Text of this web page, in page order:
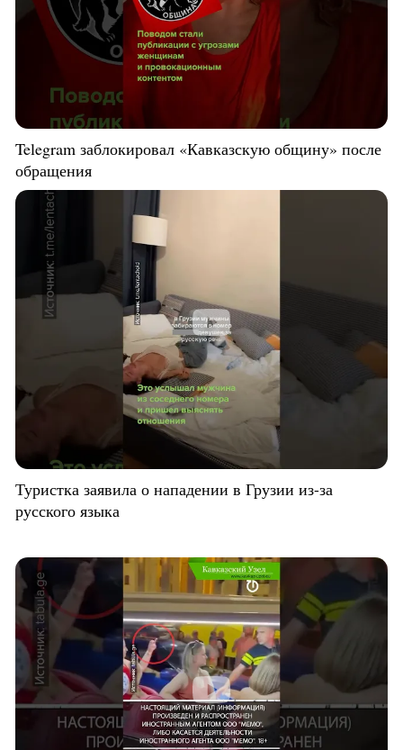
Telegram заблокировал «Кавказскую общину» после
обращения
Туристка заявила о нападении в Грузии из-за
русского языка